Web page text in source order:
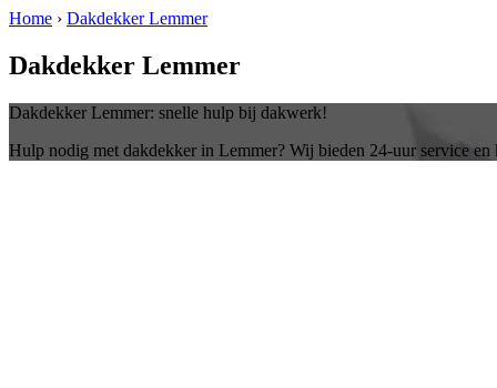
Home › Dakdekker Lemmer
Dakdekker Lemmer
Dakdekker Lemmer: snelle hulp bij dakwerk!
Hulp nodig met dakdekker in Lemmer? Wij bieden 24-uur service en